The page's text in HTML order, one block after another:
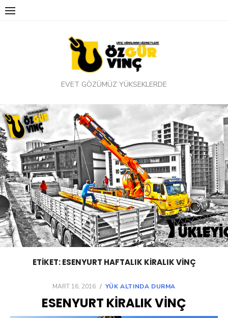
Skip
EVET GÖZÜMÜZ YÜKSEKLERDE
ETIKET:ESENYURT HAFTALIK KIRALIK VINÇ
POSTED
MART 16, 2016 YÜK ALTINDA DURMA
ESENYURT KIRALIK VINÇ